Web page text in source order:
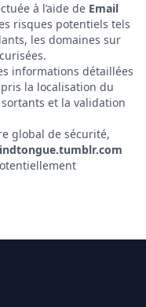
à l’aide de Email
risques potentiels tels
les domaines sur
informations détaillées
la localisation du
et la validation
global de sécurité,